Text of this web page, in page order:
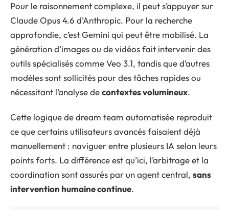
Pour le raisonnement complexe, il peut s’appuyer sur
Claude Opus 4.6 d’Anthropic. Pour la recherche
approfondie, c’est Gemini qui peut être mobilisé. La
génération d’images ou de vidéos fait intervenir des
outils spécialisés comme Veo 3.1, tandis que d’autres
modèles sont sollicités pour des tâches rapides ou
nécessitant l’analyse decontextes volumineux.
Cette logique de dream team automatisée reproduit
ce que certains utilisateurs avancés faisaient déjà
manuellement : naviguer entre plusieurs IA selon leurs
points forts. La différence est qu’ici, l’arbitrage et la
coordination sont assurés par un agent central, sans
intervention humaine continue.